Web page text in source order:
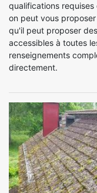
qualifications
on peut vous
qu'il peut proposer
accessibles à toutes
renseignements
directement.